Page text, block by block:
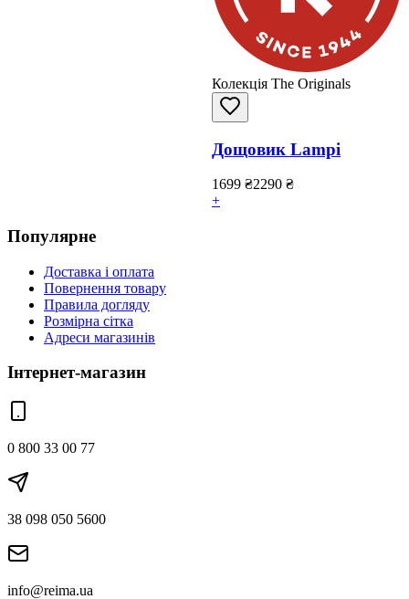
Колекція The Originals
Дощовик Lampi
1699 ₴2290 ₴
+
Популярне
Доставка і оплата
Повернення товару
Правила догляду
Розмірна сітка
Адреси магазинів
Інтернет-магазин
0 800 33 00 77
38 098 050 5600
info@reima.ua